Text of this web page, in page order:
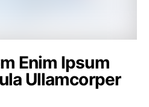
Enim Ipsum
Ullamcorper